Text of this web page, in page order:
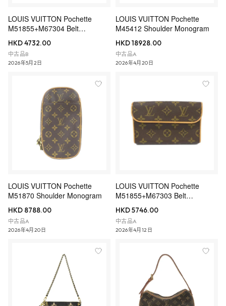
LOUIS VUITTON Pochette
M51855+M67304 Belt
HKD 4732.00
中古品B
2026年5月2日
LOUIS VUITTON Pochette
M45412 Shoulder Monogram
HKD 18928.00
中古品A
2026年4月20日
LOUIS VUITTON Pochette
M51870 Shoulder Monogram
HKD 8788.00
中古品A
2026年4月20日
LOUIS VUITTON Pochette
M51855+M67303 Belt
Monogram
HKD 5746.00
中古品A
2026年4月12日